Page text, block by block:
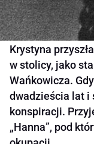
Krystyna
w stolicy, jako
Wańkowicza.
dwadzieścia lat i
konspiracji.
„Hanna”, pod